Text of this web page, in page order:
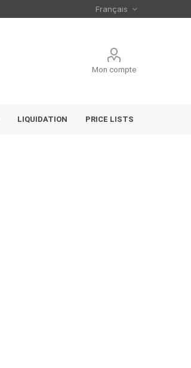
Mon compte
LIQUIDATION PRICE LISTS